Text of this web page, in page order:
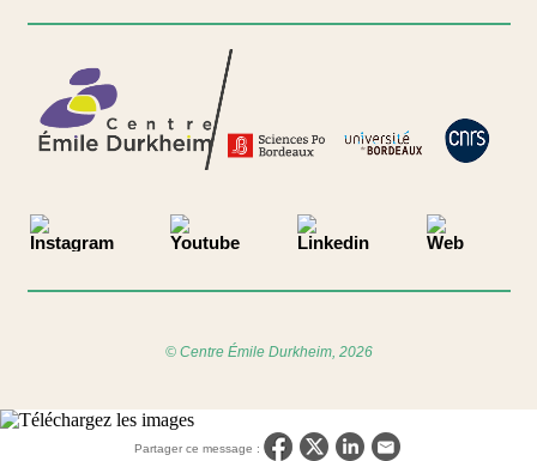
© Centre Émile Durkheim, 2026
Partager ce message :